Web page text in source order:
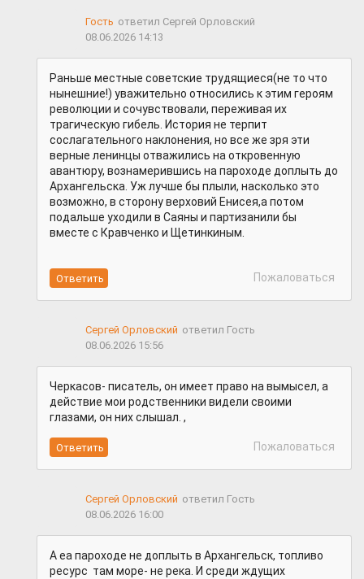
Гость ответил Сергей Орловский
08.06.2026 14:13
Раньше местные советские трудящиеся(не то что
нынешние!) уважительно относились к этим героям
революции и сочувствовали, переживая их
трагическую гибель. История не терпит
сослагательного наклонения, но все же зря эти
верные ленинцы отважились на откровенную
авантюру, вознамерившись на пароходе доплыть до
Архангельска. Уж лучше бы плыли, насколько это
возможно, в сторону верховий Енисея,а потом
подальше уходили в Саяны и партизанили бы
вместе с Кравченко и Щетинкиным.
Пожаловаться
Сергей Орловский ответил Гость
08.06.2026 15:56
Черкасов- писатель, он имеет право на вымысел, а
действие мои родственники видели своими
глазами, он них слышал. ,
Пожаловаться
Сергей Орловский ответил Гость
08.06.2026 16:00
А еа пароходе не доплыть в Архангельск, топливо
ресурс там море- не река. И среди ждущих